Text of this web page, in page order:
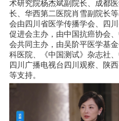
VR全景导览
术研究院杨杰斌副院长、成都
长、华西第二医院肖雪副院长
会由四川省医学传播学会、四
促进会主办，由中国抗癌协会
会共同主办，由吴阶平医学基
科医院、《中国测试》杂志社、
四川广播电视台四川观察、陕
等支持。